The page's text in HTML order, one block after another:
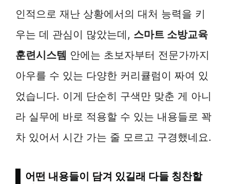
인적으로 재난 상황에서의 대처 능력을 키
우는 데 관심이 많았는데, 스마트 소방교육
훈련시스템 안에는 초보자부터 전문가까지
아우를 수 있는 다양한 커리큘럼이 짜여 있
었습니다. 이게 단순히 구색만 맞춘 게 아니
라 실무에 바로 적용할 수 있는 내용들로 꽉
차 있어서 시간 가는 줄 모르고 구경했네요.
어떤 내용들이 담겨 있길래 다들 칭찬할